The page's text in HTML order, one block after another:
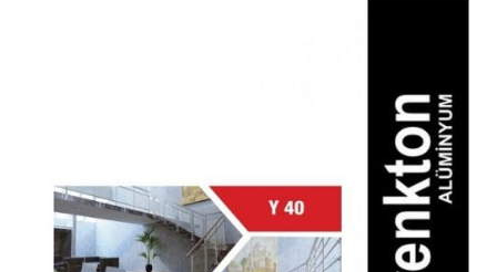
Y 40 Küpeşte Yuvarlak Profil